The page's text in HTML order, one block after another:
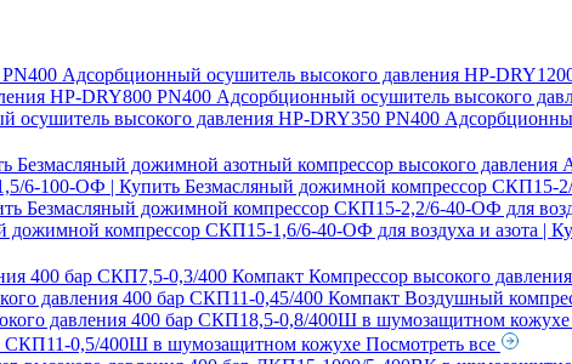
Адсорбционный осушитель высокого давления HP-
HP-DRY800 PN400 Адсорбционный осушитель высокого
осушитель высокого давления HP-DRY350 PN400
Безмасляный дожимной азотный компрессор высокого
6-100-ОФ | Купить Безмасляный дожимной компрессор СКП15-
Безмасляный дожимной компрессор СКП15-2,2/6-40-ОФ для
дожимной компрессор СКП15-1,6/6-40-ОФ для воздуха и азота |
400 бар СКП7,5-0,3/400 Компакт Компрессор высокого
давления 400 бар СКП11-0,45/400 Компакт Воздушный
давления 400 бар СКП18,5-0,8/400Ш в шумозащитном кожухе
СКП11-0,5/400Ш в шумозащитном кожухе Посмотреть все